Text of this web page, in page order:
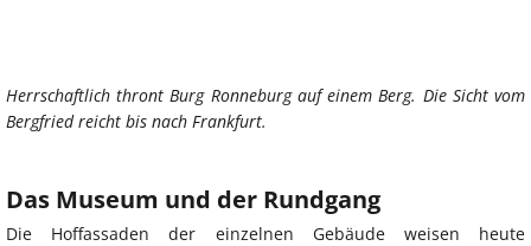
Herrschaftlich thront Burg Ronneburg auf einem Berg. Die Sicht vom
Bergfried reicht bis nach Frankfurt.
Das Museum und der Rundgang
Die Hoffassaden der einzelnen Gebäude weisen heute